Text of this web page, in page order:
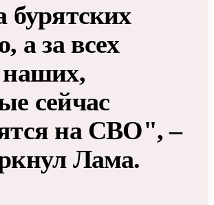
бурятских
а за всех
наших,
сейчас
на СВО", –
Лама.